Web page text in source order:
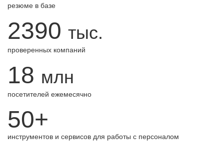
резюме в базе
2390 тыс.
проверенных компаний
18 млн
посетителей ежемесячно
50+
инструментов и сервисов для работы с персоналом